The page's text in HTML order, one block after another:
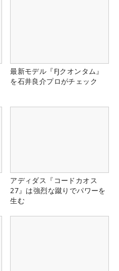
最新モデル『FJクオンタム』
を石井良介プロがチェック
アディダス『コードカオス
27』は強烈な蹴りでパワーを
生む